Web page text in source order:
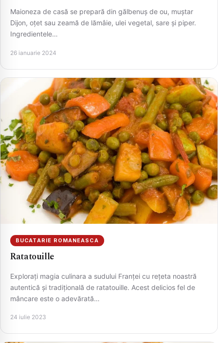
Maioneza de casă se prepară din gălbenuș de ou, muștar
Dijon, oțet sau zeamă de lămâie, ulei vegetal, sare și piper.
Ingredientele…
26 ianuarie 2024
BUCATARIE ROMANEASCA
Ratatouille
Explorați magia culinara a sudului Franței cu rețeta noastră
autentică și tradițională de ratatouille. Acest delicios fel de
mâncare este o adevărată…
24 iulie 2023